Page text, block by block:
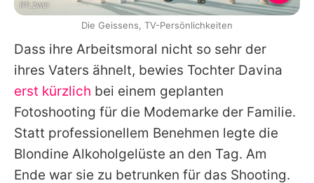
Dass ihre Arbeitsmoral nicht so sehr der
ihres Vaters ähnelt, bewies Tochter Davina
erst kürzlich bei einem geplanten
Fotoshooting für die Modemarke der Familie.
Statt professionellem Benehmen legte die
Blondine Alkoholgelüste an den Tag. Am
Ende war sie zu betrunken für das Shooting.
RTLZWEI
Die Geissens, TV-Persönlichkeiten